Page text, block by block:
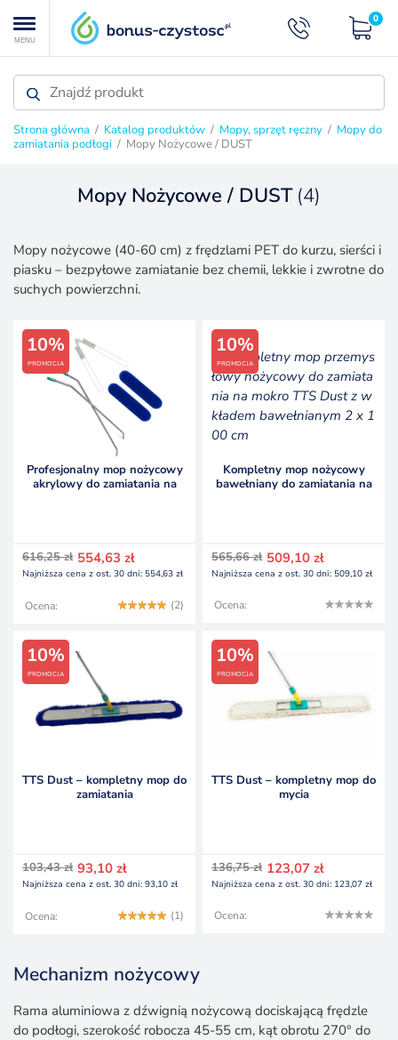
MENU
0
Strona główna / Katalog produktów / Mopy, sprzęt ręczny / Mopy do
zamiatania podłogi / Mopy Nożycowe / DUST
MOPY DO ZAMIATANIA PODŁOGI
Mopy Nożycowe / DUST (4)
Mopy nożycowe (40-60 cm) z frędzlami PET do kurzu, sierści i
piasku – bezpyłowe zamiatanie bez chemii, lekkie i zwrotne do
suchych powierzchni.
10%
PROMOCJA
Profesjonalny mop nożycowy
akrylowy do zamiatania na
616,25zł
Pierwotna
cena
616,25 zł.
554,63 zł
Aktualna
cena
554,63 zł.
Najniższa cena z ost. 30 dni: 554,63 zł
Ocena: (2)
10%
PROMOCJA
Kompletny mop nożycowy
bawełniany do zamiatania na
565,66zł
Pierwotna
cena
565,66 zł.
509,10 zł
Aktualna
cena
509,10 zł.
Najniższa cena z ost. 30 dni: 509,10 zł
Ocena:
10%
PROMOCJA
TTS Dust – kompletny mop do
zamiatania
103,43zł 93,10 zł
Najniższa cena z ost. 30 dni: 93,10 zł
Ocena: (1)
10%
PROMOCJA
TTS Dust – kompletny mop do
mycia
136,75zł 123,07 zł
Najniższa cena z ost. 30 dni: 123,07 zł
Ocena:
Mechanizm nożycowy
Rama aluminiowa z dźwignią nożycową dociskającą frędzle
do podłogi, szerokość robocza 45-55 cm, kąt obrotu 270° do